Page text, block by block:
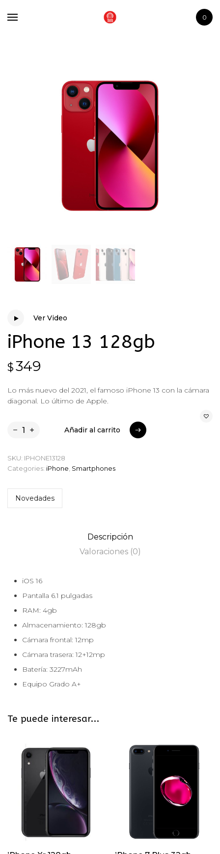
0
iPhone
Ver Video
iPhone 13 128gb
$349
Lo más nuevo del 2021, el famoso iPhone 13 con la cámara
diagonal. Lo último de Apple.
Añadir al carrito
SKU: IPHONE13128
Categories: iPhone Smartphones
Novedades
Descripción
Valoraciones (0)
iOS 16
Pantalla 6.1 pulgadas
RAM: 4gb
Almacenamiento: 128gb
Cámara frontal: 12mp
Cámara trasera: 12+12mp
Batería: 3227mAh
Equipo Grado A+
Te puede interesar...